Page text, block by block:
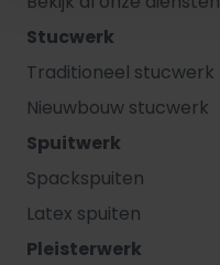
Stucwerk
Traditioneel stucwerk
Nieuwbouw stucwerk
Spuitwerk
Spackspuiten
Latex spuiten
Pleisterwerk